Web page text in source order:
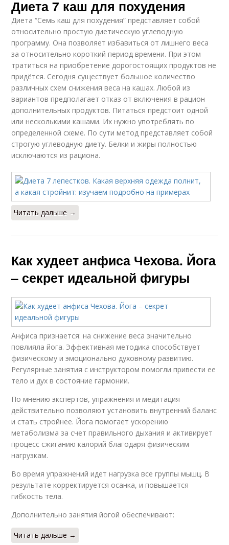
Диета 7 каш для похудения
Диета “Семь каш для похудения” представляет собой
относительно простую диетическую углеводную
программу. Она позволяет избавиться от лишнего веса
за относительно короткий период времени. При этом
тратиться на приобретение дорогостоящих продуктов не
придётся. Сегодня существует большое количество
различных схем снижения веса на кашах. Любой из
вариантов предполагает отказ от включения в рацион
дополнительных продуктов. Питаться предстоит одной
или несколькими кашами. Их нужно употреблять по
определенной схеме. По сути метод представляет собой
строгую углеводную диету. Белки и жиры полностью
исключаются из рациона.
Читать дальше →
Как худеет анфиса Чехова. Йога
– секрет идеальной фигуры
Анфиса признается: на снижение веса значительно
повлияла йога. Эффективная методика способствует
физическому и эмоционально духовному развитию.
Регулярные занятия с инструктором помогли привести ее
тело и дух в состояние гармонии.
По мнению экспертов, упражнения и медитация
действительно позволяют установить внутренний баланс
и стать стройнее. Йога помогает ускорению
метаболизма за счет правильного дыхания и активирует
процесс сжиганию калорий благодаря физическим
нагрузкам.
Во время упражнений идет нагрузка все группы мышц. В
результате корректируется осанка, и повышается
гибкость тела.
Дополнительно занятия йогой обеспечивают:
Читать дальше →